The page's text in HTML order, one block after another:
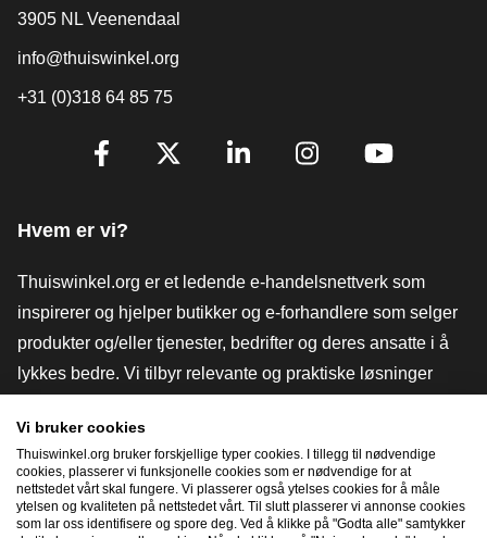
3905 NL Veenendaal
info@thuiswinkel.org
+31 (0)318 64 85 75
[_General:SocialMediaTitle]
Hvem er vi?
Thuiswinkel.org er et ledende e-handelsnettverk som
inspirerer og hjelper butikker og e-forhandlere som selger
produkter og/eller tjenester, bedrifter og deres ansatte i å
lykkes bedre. Vi tilbyr relevante og praktiske løsninger
verktøy og råd, advokatvirksomhet, markedsundersøkelser,
og har vår egen utdanningsplattform, Thuiswinkel e-
Academy.
Vi bruker cookies
Thuiswinkel.org bruker forskjellige typer cookies. I tillegg til nødvendige
cookies, plasserer vi funksjonelle cookies som er nødvendige for at
nettstedet vårt skal fungere. Vi plasserer også ytelses cookies for å måle
ytelsen og kvaliteten på nettstedet vårt. Til slutt plasserer vi annonse cookies
som lar oss identifisere og spore deg. Ved å klikke på "Godta alle" samtykker